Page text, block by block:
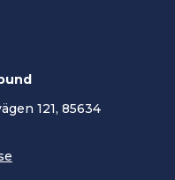
121, 85634